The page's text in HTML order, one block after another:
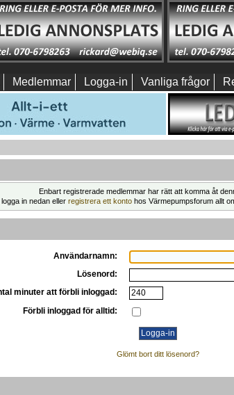
Medlemmar Logga-in Vanliga frågor
Enbart registrerade medlemmar har rätt att komma åt
in nedan eller registrera ett konto hos Värmepumpsforum allt
Användarnamn:
Lösenord:
minuter att förbli inloggad:
Förbli inloggad för alltid:
Glömt bort ditt lösenord?